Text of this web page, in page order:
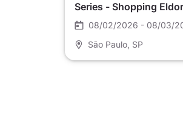
Series - Shopping
08/02/2026 - 08/03/
São Paulo , SP